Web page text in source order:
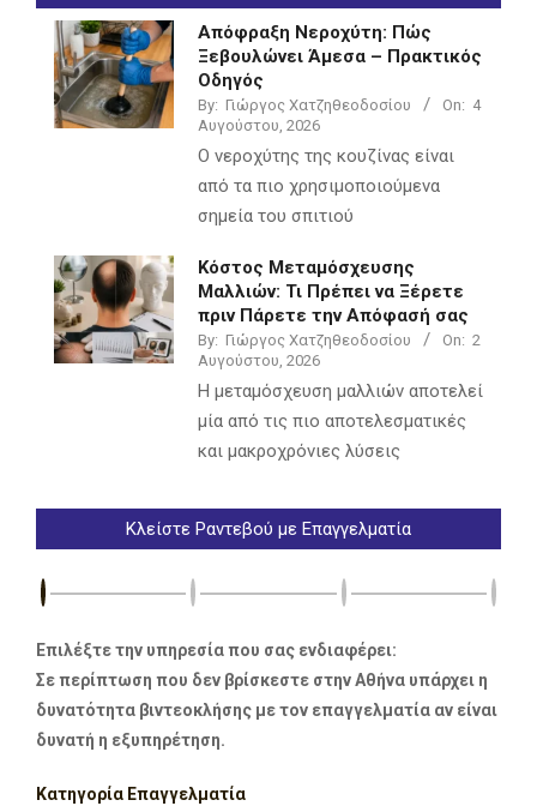
Απόφραξη Νεροχύτη: Πώς
Ξεβουλώνει Άμεσα – Πρακτικός
Οδηγός
By: Γιώργος Χατζηθεοδοσίου On: 4
Αυγούστου, 2026
Ο νεροχύτης της κουζίνας είναι
από τα πιο χρησιμοποιούμενα
σημεία του σπιτιού
Κόστος Μεταμόσχευσης
Μαλλιών: Τι Πρέπει να Ξέρετε
πριν Πάρετε την Απόφασή σας
By: Γιώργος Χατζηθεοδοσίου On: 2
Αυγούστου, 2026
Η μεταμόσχευση μαλλιών αποτελεί
μία από τις πιο αποτελεσματικές
και μακροχρόνιες λύσεις
Κλείστε Ραντεβού με Επαγγελματία
Επιλέξτε την υπηρεσία που σας ενδιαφέρει:
Σε περίπτωση που δεν βρίσκεστε στην Αθήνα υπάρχει η
δυνατότητα βιντεοκλήσης με τον επαγγελματία αν είναι
δυνατή η εξυπηρέτηση.
Κατηγορία Επαγγελματία